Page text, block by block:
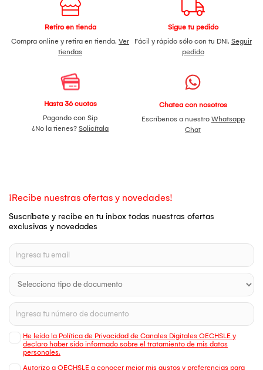
Retiro en tienda
Compra online y retira en tienda. Ver
tiendas
Sigue tu pedido
Fácil y rápido sólo con tu DNI. Seguir
pedido
Hasta 36 cuotas
Pagando con Sip
¿No la tienes? Solicítala
Chatea con nosotros
Escríbenos a nuestro Whatsapp
Chat
¡Recibe nuestras ofertas y novedades!
Suscríbete y recibe en tu inbox todas nuestras ofertas
exclusivas y novedades
He leído la Política de Privacidad de Canales Digitales OECHSLE y
declaro haber sido informado sobre el tratamiento de mis datos
personales.
Autorizo a OECHSLE a conocer mejor mis gustos y preferencias para